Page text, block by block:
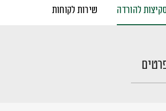
להורדה שירות לקוחות